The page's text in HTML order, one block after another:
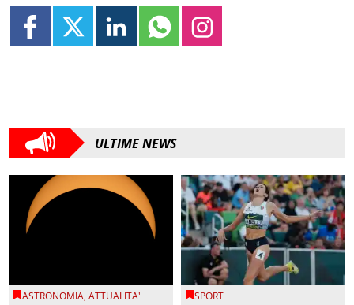
ULTIME NEWS
ASTRONOMIA,ATTUALITA' SPORT